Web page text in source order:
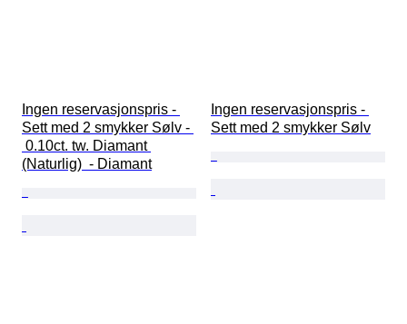
Ingen reservasjonspris -
Sett med 2 smykker Sølv -
0.10ct. tw. Diamant
(Naturlig)  - Diamant
Ingen reservasjonspris -
Sett med 2 smykker Sølv